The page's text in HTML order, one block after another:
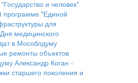
и человек"
программе "Единой
для
медицинского
в Мособлдуму
ремонты объектов
Александр Коган -
старшего поколения и